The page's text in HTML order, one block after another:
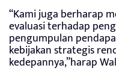
“Kami juga berharap
evaluasi terhadap
pengumpulan
kebijakan strategis
kedepannya,”harap